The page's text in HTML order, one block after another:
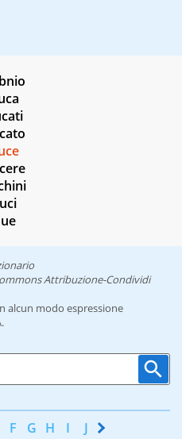
Attribuzione-Condividi
alcun modo espressione
F G H I J K